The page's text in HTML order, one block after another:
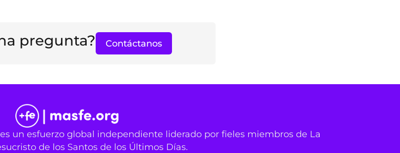
pregunta? Contáctanos
un esfuerzo global independiente liderado por fieles miembros de La
de los Santos de los Últimos Días.